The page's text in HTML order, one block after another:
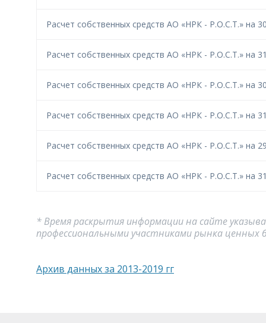
Расчет собственных средств АО «НРК - Р.О.С.Т.» на
Расчет собственных средств АО «НРК - Р.О.С.Т.» на
Расчет собственных средств АО «НРК - Р.О.С.Т.» на
Расчет собственных средств АО «НРК - Р.О.С.Т.» на
Расчет собственных средств АО «НРК - Р.О.С.Т.» на
Расчет собственных средств АО «НРК - Р.О.С.Т.» на
* Время раскрытия информации на сайте
профессиональными участниками рынка ценных
Архив данных за 2013-2019 гг